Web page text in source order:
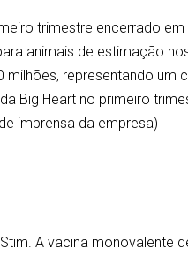
trimestre encerrado
animais de estimação
representando um
Big Heart no primeiro
imprensa da empresa)
A vacina monovalente